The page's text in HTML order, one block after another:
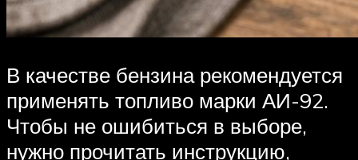
В качестве бензина рекомендуется
применять топливо марки АИ-92.
Чтобы не ошибиться в выборе,
нужно прочитать инструкцию,